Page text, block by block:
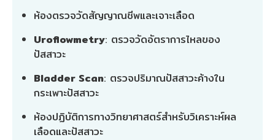
ห้องตรวจวัดสัญญาณชีพและเจาะเลือด
Uroflowmetry: ตรวจวัดอัตราการไหลของ
ปัสสาวะ
Bladder Scan: ตรวจปริมาณปัสสาวะค้างใน
กระเพาะปัสสาวะ
ห้องปฏิบัติการทางวิทยาศาสตร์สำหรับวิเคราะห์ผล
เลือดและปัสสาวะ